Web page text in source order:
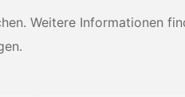
Weitere Informationen